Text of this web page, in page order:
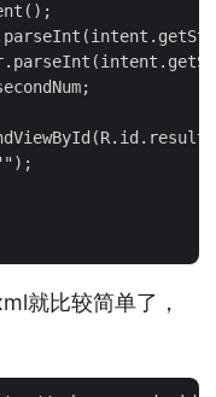
就比较简单了，